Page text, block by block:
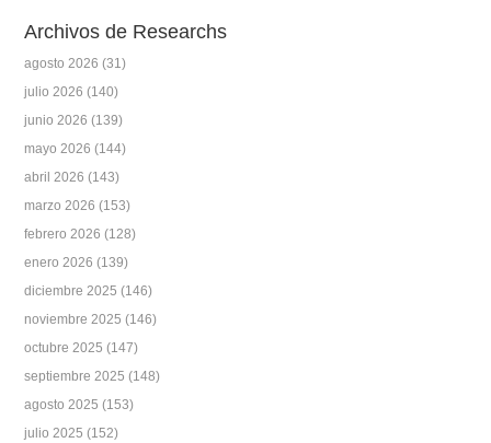
Archivos de Researchs
agosto 2026 (31)
julio 2026 (140)
junio 2026 (139)
mayo 2026 (144)
abril 2026 (143)
marzo 2026 (153)
febrero 2026 (128)
enero 2026 (139)
diciembre 2025 (146)
noviembre 2025 (146)
octubre 2025 (147)
septiembre 2025 (148)
agosto 2025 (153)
julio 2025 (152)